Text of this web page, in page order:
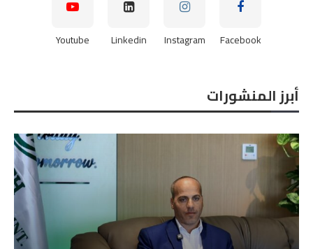
Facebook
Instagram
Linkedin
Youtube
أبرز المنشورات